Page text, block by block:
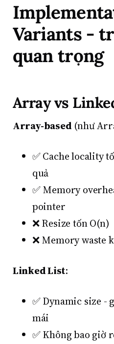
Variants -
quan trọng
Array vs
Array-based (như
✅ Cache locality
quả
✅ Memory
pointer
❌ Resize tốn O(n)
❌ Memory waste
Linked List:
✅ Dynamic size
mái
✅ Không bao giờ